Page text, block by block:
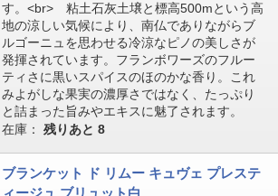
す。<br> 粘土石灰土壌と標高500mという高
地の涼しい気候により、南仏でありながらブ
ルゴーニュを思わせる冷涼なピノの美しさが
発揮されています。フランボワーズのフルー
ティさに黒いスパイスのほのかな香り。これ
みよがしな果実の濃厚さではなく、たっぷり
と詰まった旨みやエキスに魅了されます。
在庫： 残りあと 8
ブランケット ド リムー キュヴェ プレステ